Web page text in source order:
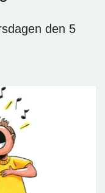
den 5